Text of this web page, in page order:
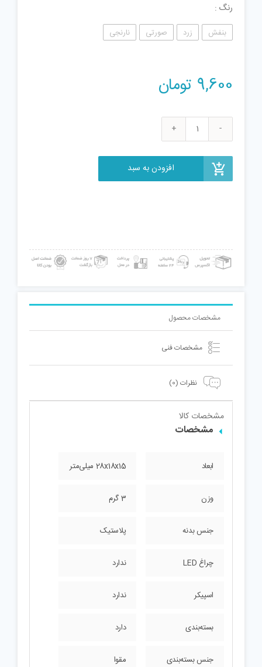
رنگ
بنفش زرد صورتی نارنجی
9,600 تومان
فیجت
افزودن به سبد
مشخصات محصول
مشخصات فنی
نظرات (0)
مشخصات کالا
مشخصات
ابعاد 28x18x15 میلی‌متر
وزن 3 گرم
جنس بدنه پلاستیک
چراغ LED ندارد
اسپیکر ندارد
بسته‌بندی دارد
جنس بسته‌بندی مقوا